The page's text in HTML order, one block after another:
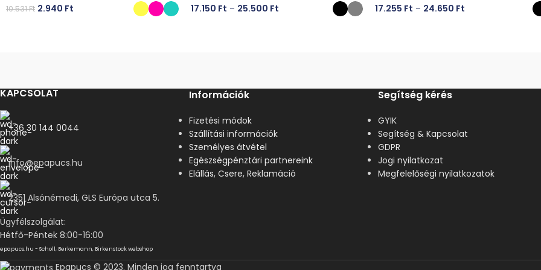
10.531Ft 2.940 Ft 17.150 Ft – 25.500 Ft 17.255 Ft – 24.650 Ft
KAPCSOLAT
+36 30 144 0044
info@epapucs.hu
2351 Alsónémedi, GLS Európa utca 5.
Ügyfélszolgálat:
Hétfő-Péntek 8:00-16:00
epapucs.hu - Scholl, Berkemann, Birkenstock webshop
Információk
Fizetési módok
Szállítási információk
Személyes átvétel
Egészségpénztári partnereink
Elállás, Csere, Reklamáció
Segítség kérés
GYIK
Segítség & Kapcsolat
GDPR
Jogi nyilatkozat
Megfelelőségi nyilatkozatok
Epapucs © 2023. Minden jog fenntartva